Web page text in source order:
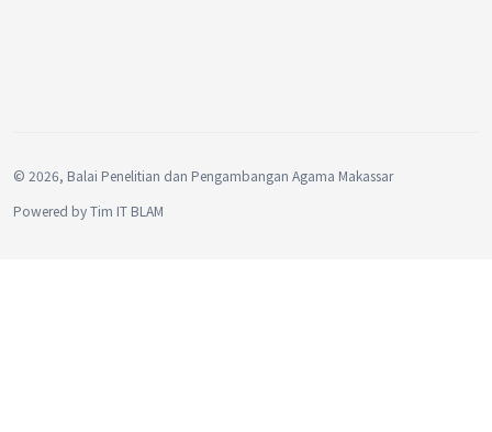
© 2026, Balai Penelitian dan Pengambangan Agama Makassar
Powered byTim IT BLAM